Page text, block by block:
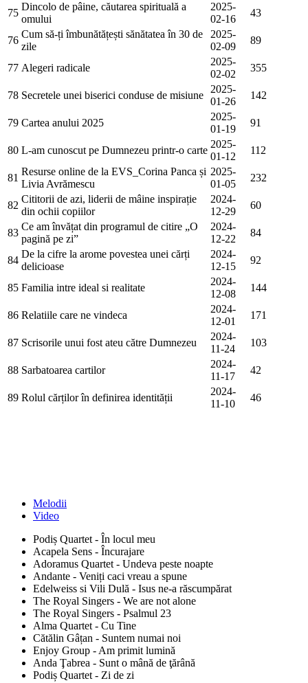
75
Dincolo de pâine, căutarea spirituală a
omului
2025-
02-16
43
76
Cum să-ți îmbunătățești sănătatea în 30 de
zile
2025-
02-09
89
77 Alegeri radicale
2025-
02-02
355
78 Secretele unei biserici conduse de misiune
2025-
01-26
142
79 Cartea anului 2025
2025-
01-19
91
80 L-am cunoscut pe Dumnezeu printr-o carte
2025-
01-12
112
81
Resurse online de la EVS_Corina Panca și
Livia Avrămescu
2025-
01-05
232
82
Cititorii de azi, liderii de mâine inspirație
din ochii copiilor
2024-
12-29
60
83
Ce am învățat din programul de citire „O
pagină pe zi”
2024-
12-22
84
84
De la cifre la arome povestea unei cărți
delicioase
2024-
12-15
92
85 Familia intre ideal si realitate
2024-
12-08
144
86 Relatiile care ne vindeca
2024-
12-01
171
87 Scrisorile unui fost ateu către Dumnezeu
2024-
11-24
103
88 Sarbatoarea cartilor
2024-
11-17
42
89 Rolul cărților în definirea identității
2024-
11-10
46
Melodii
Video
Podiș Quartet - În locul meu
Acapela Sens - Încurajare
Adoramus Quartet - Undeva peste noapte
Andante - Veniți caci vreau a spune
Edelweiss si Vili Dulă - Isus ne-a răscumpărat
The Royal Singers - We are not alone
The Royal Singers - Psalmul 23
Alma Quartet - Cu Tine
Cătălin Gâțan - Suntem numai noi
Enjoy Group - Am primit lumină
Anda Ţabrea - Sunt o mână de ţărână
Podiș Quartet - Zi de zi